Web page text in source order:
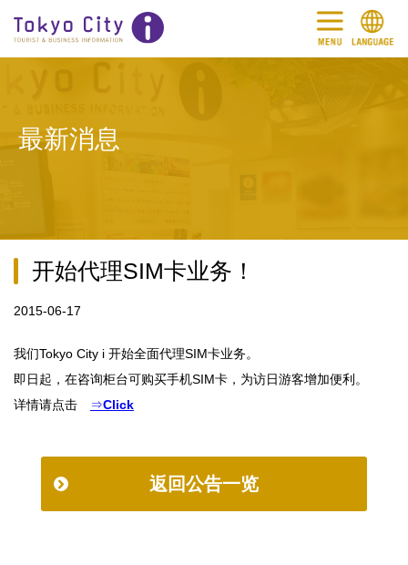
最新消息
开始代理SIM卡业务！
2015-06-17
我们Tokyo City i 开始全面代理SIM卡业务。
即日起，在咨询柜台可购买手机SIM卡，为访日游客增加便利。
详情请点击
⇒Click
返回公告一览